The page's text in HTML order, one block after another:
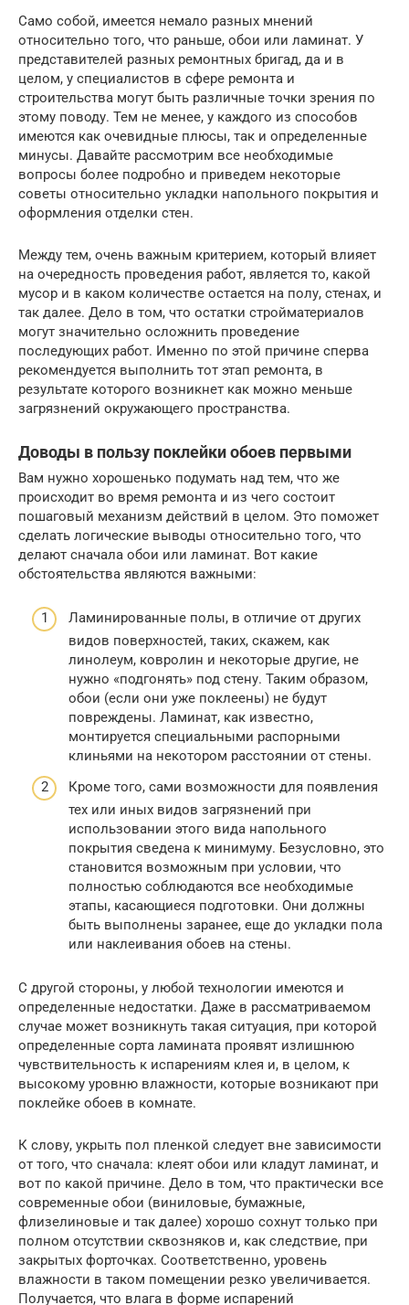
Само собой, имеется немало разных мнений
относительно того, что раньше, обои или ламинат. У
представителей разных ремонтных бригад, да и в
целом, у специалистов в сфере ремонта и
строительства могут быть различные точки зрения по
этому поводу. Тем не менее, у каждого из способов
имеются как очевидные плюсы, так и определенные
минусы. Давайте рассмотрим все необходимые
вопросы более подробно и приведем некоторые
советы относительно укладки напольного покрытия и
оформления отделки стен.
Между тем, очень важным критерием, который влияет
на очередность проведения работ, является то, какой
мусор и в каком количестве остается на полу, стенах, и
так далее. Дело в том, что остатки стройматериалов
могут значительно осложнить проведение
последующих работ. Именно по этой причине сперва
рекомендуется выполнить тот этап ремонта, в
результате которого возникнет как можно меньше
загрязнений окружающего пространства.
Доводы в пользу поклейки обоев первыми
Вам нужно хорошенько подумать над тем, что же
происходит во время ремонта и из чего состоит
пошаговый механизм действий в целом. Это поможет
сделать логические выводы относительно того, что
делают сначала обои или ламинат. Вот какие
обстоятельства являются важными:
Ламинированные полы, в отличие от других
видов поверхностей, таких, скажем, как
линолеум, ковролин и некоторые другие, не
нужно «подгонять» под стену. Таким образом,
обои (если они уже поклеены) не будут
повреждены. Ламинат, как известно,
монтируется специальными распорными
клиньями на некотором расстоянии от стены.
Кроме того, сами возможности для появления
тех или иных видов загрязнений при
использовании этого вида напольного
покрытия сведена к минимуму. Безусловно, это
становится возможным при условии, что
полностью соблюдаются все необходимые
этапы, касающиеся подготовки. Они должны
быть выполнены заранее, еще до укладки пола
или наклеивания обоев на стены.
С другой стороны, у любой технологии имеются и
определенные недостатки. Даже в рассматриваемом
случае может возникнуть такая ситуация, при которой
определенные сорта ламината проявят излишнюю
чувствительность к испарениям клея и, в целом, к
высокому уровню влажности, которые возникают при
поклейке обоев в комнате.
К слову, укрыть пол пленкой следует вне зависимости
от того, что сначала: клеят обои или кладут ламинат, и
вот по какой причине. Дело в том, что практически все
современные обои (виниловые, бумажные,
флизелиновые и так далее) хорошо сохнут только при
полном отсутствии сквозняков и, как следствие, при
закрытых форточках. Соответственно, уровень
влажности в таком помещении резко увеличивается.
Получается, что влага в форме испарений